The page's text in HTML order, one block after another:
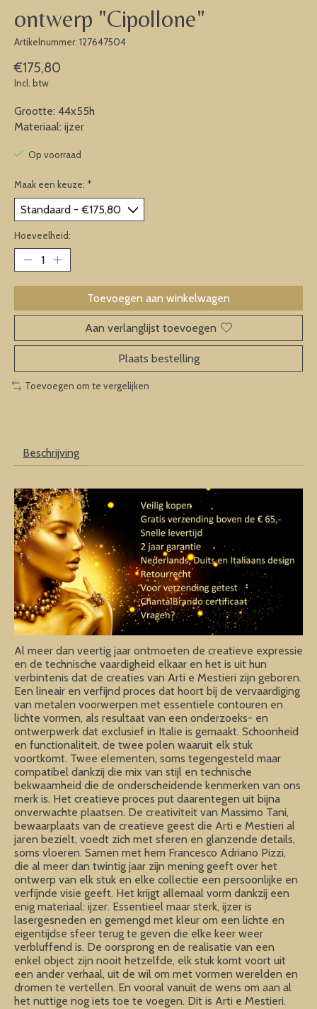
ontwerp "Cipollone"
Artikelnummer: 127647504
€175,80
Incl. btw
Grootte: 44x55h
Materiaal: ijzer
Op voorraad
Maak een keuze: *
Hoeveelheid:
Toevoegen aan winkelwagen
Aan verlanglijst toevoegen
Plaats bestelling
Toevoegen om te vergelijken
Beschrijving
Al meer dan veertig jaar ontmoeten de creatieve expressie
en de technische vaardigheid elkaar en het is uit hun
verbintenis dat de creaties van Arti e Mestieri zijn geboren.
Een lineair en verfijnd proces dat hoort bij de vervaardiging
van metalen voorwerpen met essentiele contouren en
lichte vormen, als resultaat van een onderzoeks- en
ontwerpwerk dat exclusief in Italie is gemaakt. Schoonheid
en functionaliteit, de twee polen waaruit elk stuk
voortkomt. Twee elementen, soms tegengesteld maar
compatibel dankzij die mix van stijl en technische
bekwaamheid die de onderscheidende kenmerken van ons
merk is. Het creatieve proces put daarentegen uit bijna
onverwachte plaatsen. De creativiteit van Massimo Tani,
bewaarplaats van de creatieve geest die Arti e Mestieri al
jaren bezielt, voedt zich met sferen en glanzende details,
soms vloeren. Samen met hem Francesco Adriano Pizzi,
die al meer dan twintig jaar zijn mening geeft over het
ontwerp van elk stuk en elke collectie een persoonlijke en
verfijnde visie geeft. Het krijgt allemaal vorm dankzij een
enig materiaal: ijzer. Essentieel maar sterk, ijzer is
lasergesneden en gemengd met kleur om een lichte en
eigentijdse sfeer terug te geven die elke keer weer
verbluffend is. De oorsprong en de realisatie van een
enkel object zijn nooit hetzelfde, elk stuk komt voort uit
een ander verhaal, uit de wil om met vormen werelden en
dromen te vertellen. En vooral vanuit de wens om aan al
het nuttige nog iets toe te voegen. Dit is Arti e Mestieri.